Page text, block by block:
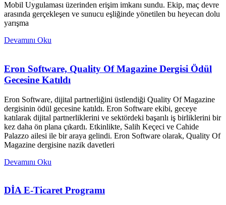
Mobil Uygulaması üzerinden erişim imkanı sundu. Ekip, maç devre
arasında gerçekleşen ve sunucu eşliğinde yönetilen bu heyecan dolu
yarışma
Devamını Oku
Eron Software, Quality Of Magazine Dergisi Ödül
Gecesine Katıldı
Eron Software, dijital partnerliğini üstlendiği Quality Of Magazine
dergisinin ödül gecesine katıldı. Eron Software ekibi, geceye
katılarak dijital partnerliklerini ve sektördeki başarılı iş birliklerini bir
kez daha ön plana çıkardı. Etkinlikte, Salih Keçeci ve Cahide
Palazzo ailesi ile bir araya gelindi. Eron Software olarak, Quality Of
Magazine dergisine nazik davetleri
Devamını Oku
DİA E-Ticaret Programı